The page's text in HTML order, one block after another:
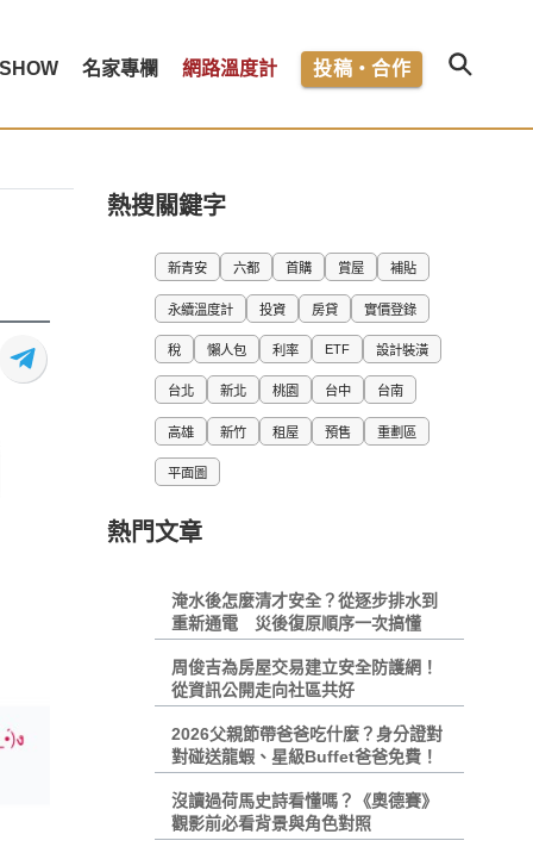
名家專欄 網路溫度計 投稿・合作
熱搜關鍵字
新青安 六都 首購 賞屋 補貼
永續溫度計 投資 房貸 實價登錄
稅 懶人包 利率 ETF 設計裝潢
台北 新北 桃園 台中 台南
高雄 新竹 租屋 預售 重劃區
平面圖
熱門文章
淹水後怎麼清才安全？從逐步排水到
重新通電 災後復原順序一次搞懂
周俊吉為房屋交易建立安全防護網！
從資訊公開走向社區共好
2026父親節帶爸爸吃什麼？身分證對
對碰送龍蝦、星級Buffet爸爸免費！
沒讀過荷馬史詩看懂嗎？《奧德賽》
觀影前必看背景與角色對照